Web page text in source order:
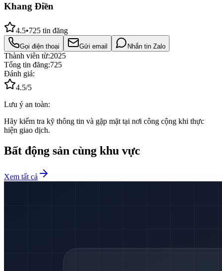
Khang Điền
4.5•725 tin đăng
Gọi điện thoại Gửi email Nhắn tin Zalo
Thành viên từ:2025
Tổng tin đăng:725
Đánh giá:
4.5/5
Lưu ý an toàn:
Hãy kiểm tra kỹ thông tin và gặp mặt tại nơi công cộng khi thực
hiện giao dịch.
Bất động sản cùng khu vực
Xem tất cả